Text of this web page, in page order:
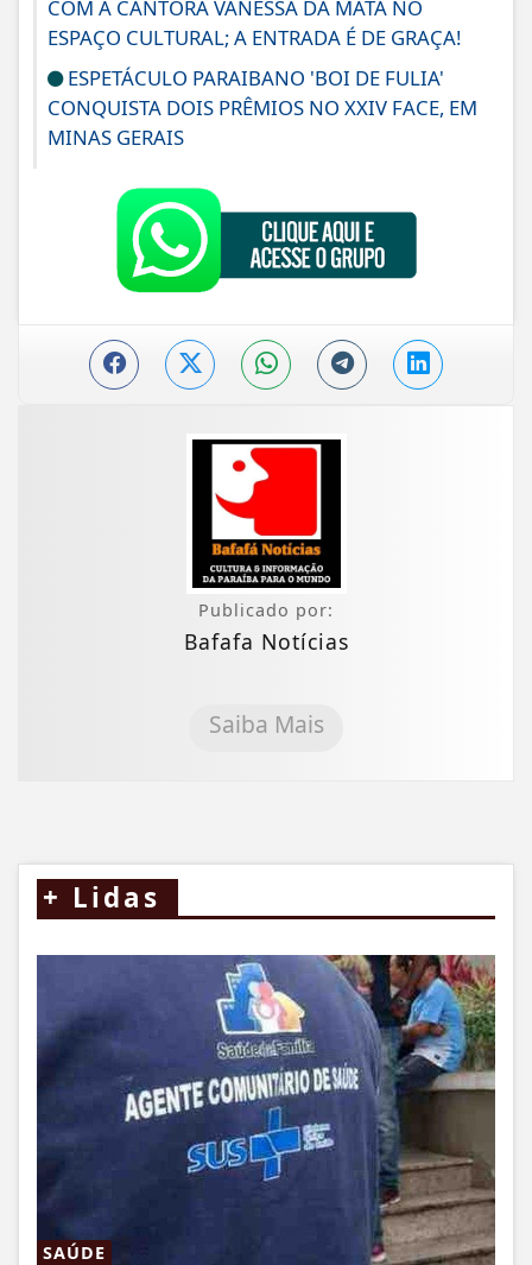
COM A CANTORA VANESSA DA MATA NO
ESPAÇO CULTURAL; A ENTRADA É DE GRAÇA!
ESPETÁCULO PARAIBANO 'BOI DE FULIA'
CONQUISTA DOIS PRÊMIOS NO XXIV FACE, EM
MINAS GERAIS
Publicado por:
Bafafa Notícias
Saiba Mais
+ Lidas
SAÚDE